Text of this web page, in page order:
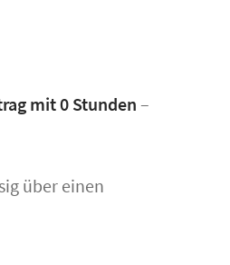
mit 0 Stunden –
über einen